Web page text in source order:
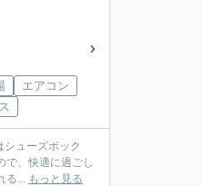
エアコン
ューズボック
で、快適に過ごし
る... もっと見る